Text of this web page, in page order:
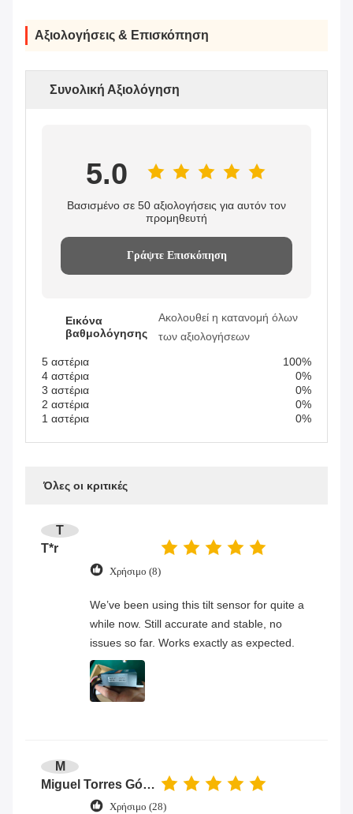
Αξιολογήσεις & Επισκόπηση
Συνολική Αξιολόγηση
5.0
Βασισμένο σε 50 αξιολογήσεις για αυτόν τον
προμηθευτή
Γράψτε Επισκόπηση
Εικόνα
βαθμολόγησης
Ακολουθεί η κατανομή όλων
των αξιολογήσεων
5 αστέρια
100%
4 αστέρια
0%
3 αστέρια
0%
2 αστέρια
0%
1 αστέρια
0%
Όλες οι κριτικές
T
T*r
Χρήσιμο (8)
We’ve been using this tilt sensor for quite a
while now. Still accurate and stable, no
issues so far. Works exactly as expected.
M
Miguel Torres Gómez
Χρήσιμο (28)